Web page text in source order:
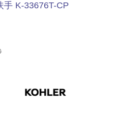
手 K-33676T-CP